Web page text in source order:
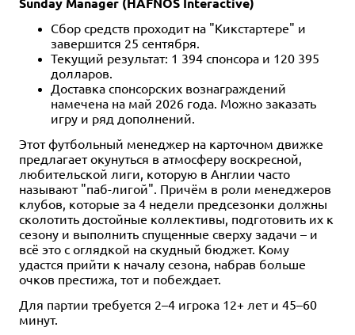
Сбор средств проходит на "Кикстартере" и
завершится 25 сентября.
Текущий результат: 1 394 спонсора и 120 395
долларов.
Доставка спонсорских вознаграждений
намечена на май 2026 года. Можно заказать
игру и ряд дополнений.
Этот футбольный менеджер на карточном движке
предлагает окунуться в атмосферу воскресной,
любительской лиги, которую в Англии часто
называют "паб-лигой". Причём в роли менеджеров
клубов, которые за 4 недели предсезонки должны
сколотить достойные коллективы, подготовить их к
сезону и выполнить спущенные сверху задачи – и
всё это с оглядкой на скудный бюджет. Кому
удастся прийти к началу сезона, набрав больше
очков престижа, тот и побеждает.
Для партии требуется 2–4 игрока 12+ лет и 45–60
минут.